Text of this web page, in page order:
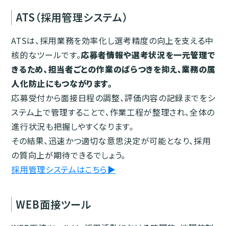
ATS（採用管理システム）
ATSは、採用業務を効率化し選考精度の向上を支える中
核的なツールです。応募者情報や選考状況を一元管理で
きるため、担当者ごとの作業のばらつきを抑え、業務の属
人化防止にもつながります。
応募受付から面接日程の調整、評価内容の記録までをシ
ステム上で管理することで、作業工程が整理され、全体の
進行状況も把握しやすくなります。
その結果、迅速かつ適切な意思決定が可能となり、採用
の質向上が期待できるでしょう。
採用管理システムはこちら▶︎
WEB面接ツール